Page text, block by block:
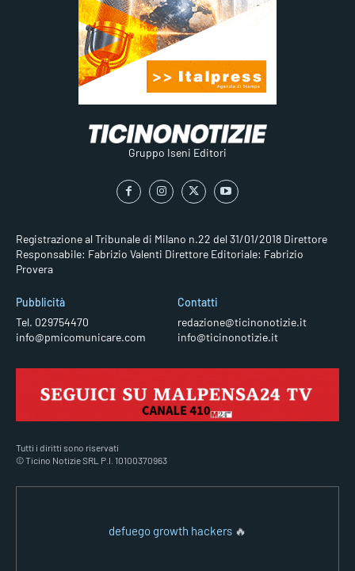
Gruppo Iseni Editori
Registrazione al Tribunale di Milano n.22 del 31/01/2018 Direttore
Responsabile: Fabrizio Valenti Direttore Editoriale: Fabrizio
Provera
Pubblicità
Tel. 029754470
info@pmicomunicare.com
Contatti
redazione@ticinonotizie.it
info@ticinonotizie.it
Tutti i diritti sono riservati
© Ticino Notizie SRL P.I. 10100370963
defuego growth hackers 🔥